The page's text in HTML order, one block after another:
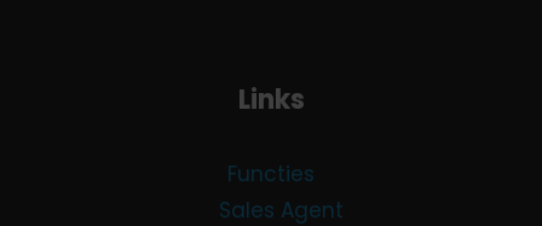
Links
Functies
Sales Agent